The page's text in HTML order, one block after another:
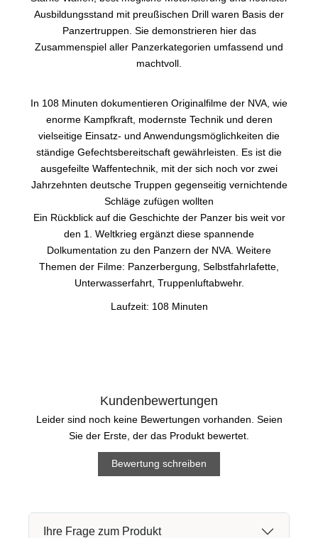
Ausbildungsstand mit preußischen Drill waren Basis der
Panzertruppen. Sie demonstrieren hier das
Zusammenspiel aller Panzerkategorien umfassend und
machtvoll.
In 108 Minuten dokumentieren Originalfilme der NVA, wie
enorme Kampfkraft, modernste Technik und deren
vielseitige Einsatz- und Anwendungsmöglichkeiten die
ständige Gefechtsbereitschaft gewährleisten. Es ist die
ausgefeilte Waffentechnik, mit der sich noch vor zwei
Jahrzehnten deutsche Truppen gegenseitig vernichtende
Schläge zufügen wollten
Ein Rückblick auf die Geschichte der Panzer bis weit vor
den 1. Weltkrieg ergänzt diese spannende
Dolkumentation zu den Panzern der NVA. Weitere
Themen der Filme: Panzerbergung, Selbstfahrlafette,
Unterwasserfahrt, Truppenluftabwehr.
Laufzeit: 108 Minuten
Kundenbewertungen
Leider sind noch keine Bewertungen vorhanden. Seien
Sie der Erste, der das Produkt bewertet.
Bewertung schreiben
Ihre Frage zum Produkt